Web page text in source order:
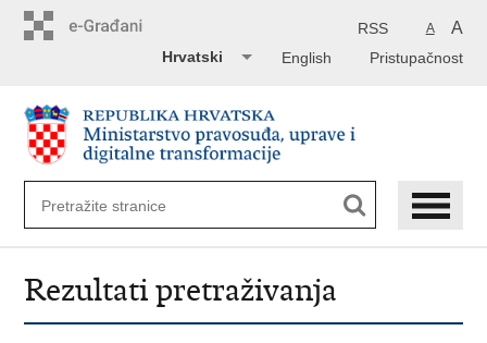
A A
RSS
Pristupačnost
English
Hrvatski
Rezultati pretraživanja